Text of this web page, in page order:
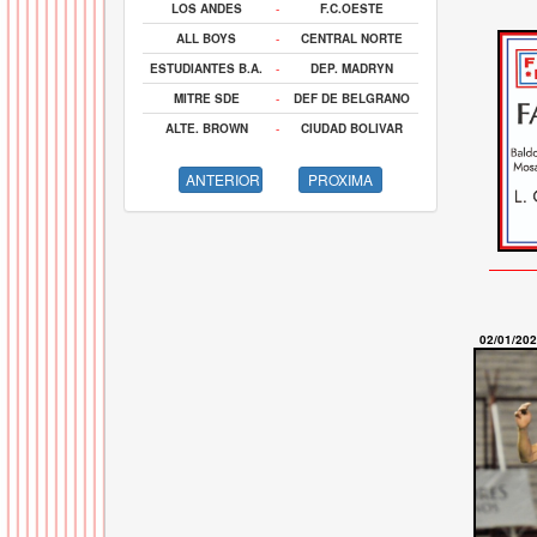
LOS ANDES -
F.C.OESTE
ALL BOYS
-
CENTRAL NORTE
ESTUDIANTES B.A.
-
DEP. MADRYN
MITRE SDE
-
DEF DE BELGRANO
ALTE. BROWN
- CIUDAD BOLIVAR
ANTERIOR PROXIMA
02/01/